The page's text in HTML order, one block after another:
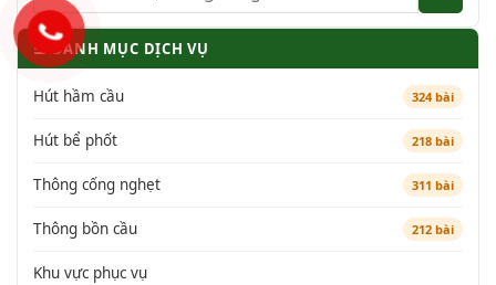
☰ DANH MỤC DỊCH VỤ
Hút hầm cầu 324 bài
Hút bể phốt 218 bài
Thông cống nghẹt 311 bài
Thông bồn cầu 212 bài
Khu vực phục vụ